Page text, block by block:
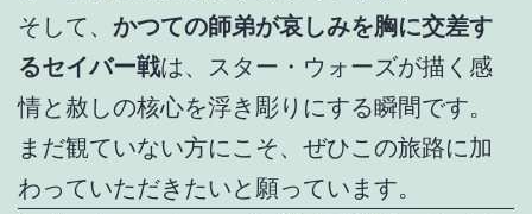
そして、 かつての師弟が哀しみを胸に交差す
るセイバー戦は、スター・ウォーズが描く感
情と赦しの核心を浮き彫りにする瞬間です。
まだ観ていない方にこそ、ぜひこの旅路に加
わっていただきたいと願っています。